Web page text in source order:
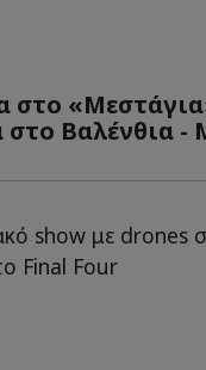
στο
στο Βαλένθια